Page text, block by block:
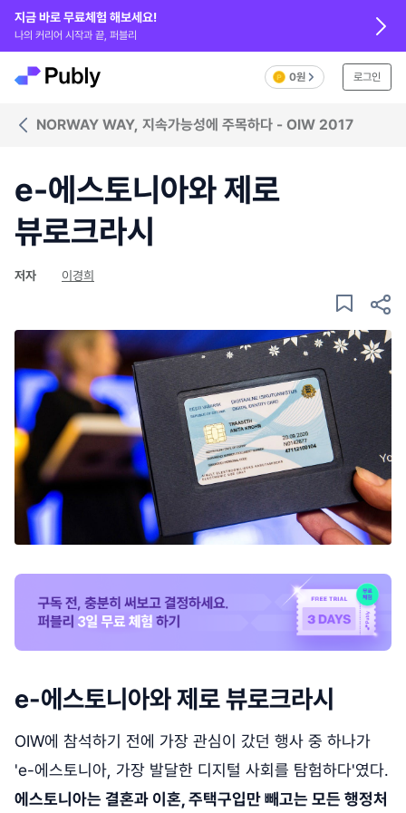
지금 바로 무료체험 해보세요!
나의 커리어 시작과 끝, 퍼블리
0원 로그인
NORWAY WAY, 지속가능성에 주목하다 - OIW 2017
e-에스토니아와 제로
뷰로크라시
저자 이경희
e-에스토니아와 제로 뷰로크라시
OIW에 참석하기 전에 가장 관심이 갔던 행사 중 하나가
'e-에스토니아, 가장 발달한 디지털 사회를 탐험하다'였다.
에스토니아는 결혼과 이혼, 주택구입만 빼고는 모든 행정처